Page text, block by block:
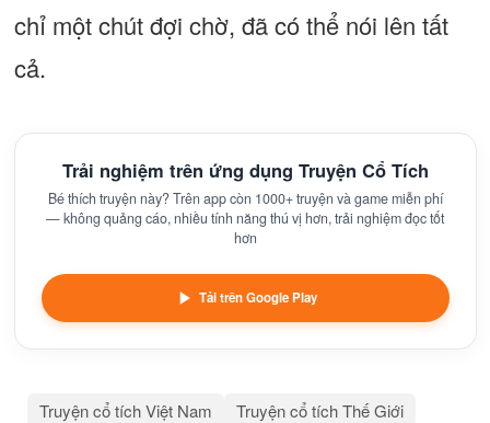
chỉ một chút đợi chờ, đã có thể nói lên tất
cả.
Trải nghiệm trên ứng dụng Truyện Cổ Tích
Bé thích truyện này? Trên app còn 1000+ truyện và game miễn phí
— không quảng cáo, nhiều tính năng thú vị hơn, trải nghiệm đọc tốt
hơn
Tải trên Google Play
Truyện cổ tích Việt Nam
Truyện cổ tích Thế Giới